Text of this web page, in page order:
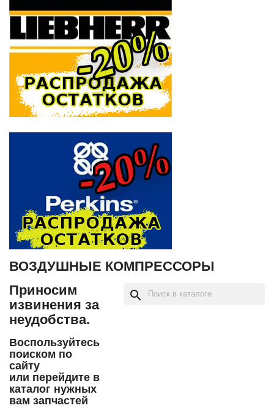
ВОЗДУШНЫЕ КОМПРЕССОРЫ
Приносим
извинения за
неудобства.
Воспользуйтесь
поиском по
сайту
или перейдите в
каталог нужных
вам запчастей
search